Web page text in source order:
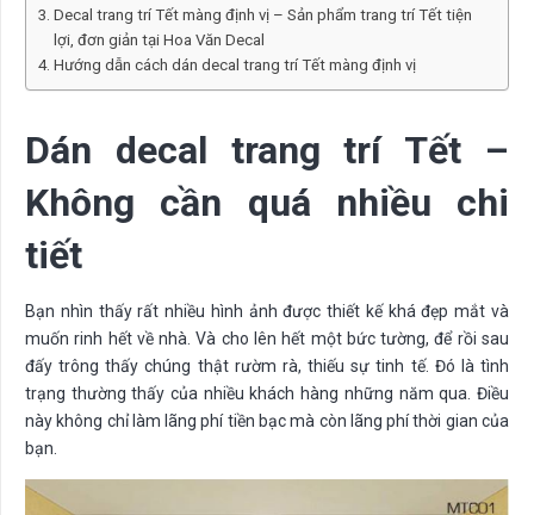
Decal trang trí Tết màng định vị – Sản phẩm trang trí Tết tiện
lợi, đơn giản tại Hoa Văn Decal
Hướng dẫn cách dán decal trang trí Tết màng định vị
Dán decal trang trí Tết –
Không cần quá nhiều chi
tiết
Bạn nhìn thấy rất nhiều hình ảnh được thiết kế khá đẹp mắt và
muốn rinh hết về nhà. Và cho lên hết một bức tường, để rồi sau
đấy trông thấy chúng thật rườm rà, thiếu sự tinh tế. Đó là tình
trạng thường thấy của nhiều khách hàng những năm qua. Điều
này không chỉ làm lãng phí tiền bạc mà còn lãng phí thời gian của
bạn.